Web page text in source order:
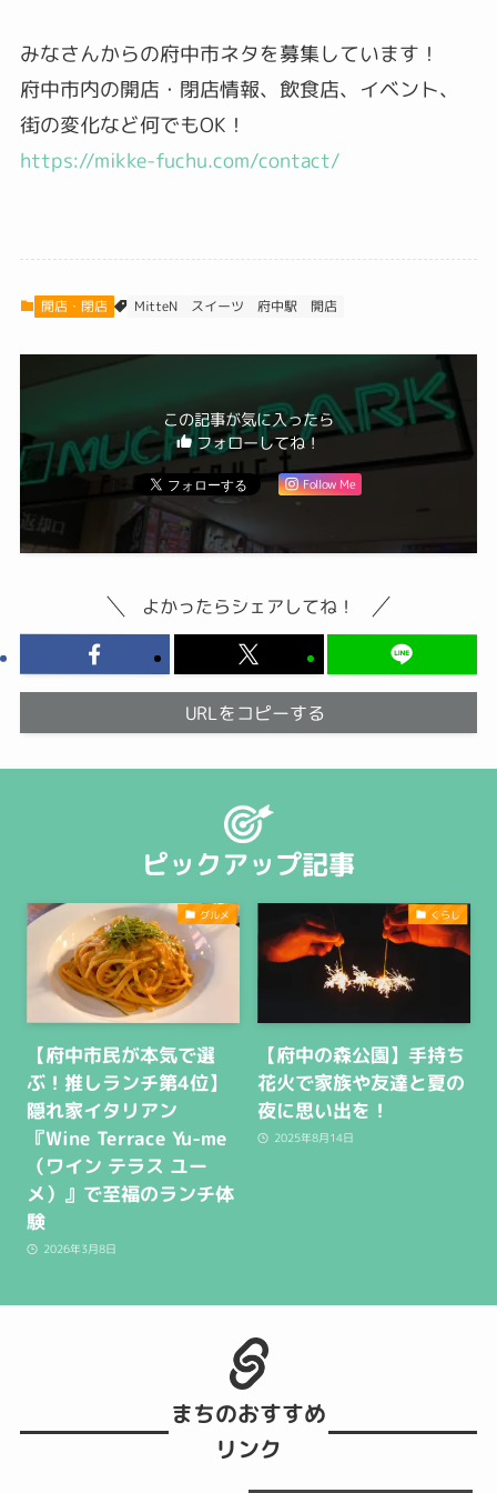
みなさんからの府中市ネタを募集しています！
府中市内の開店・閉店情報、飲食店、イベント、
街の変化など何でもOK！
https://mikke-fuchu.com/contact/
開店・閉店 MitteN スイーツ 府中駅 開店
この記事が気に入ったら
フォローしてね！
Follow Me
よかったらシェアしてね！
URLをコピーする
ピックアップ記事
グルメ
【府中市民が本気で選
ぶ！推しランチ第4位】
隠れ家イタリアン
『Wine Terrace Yu-me
（ワイン テラス ユー
メ）』で至福のランチ体
験
2026年3月8日
くらし
【府中の森公園】手持ち
花火で家族や友達と夏の
夜に思い出を！
2025年8月14日
まちのおすすめ
リンク